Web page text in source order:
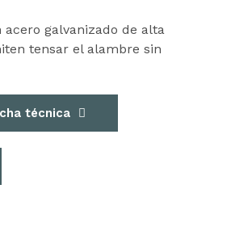
acero galvanizado de alta
tensar el alambre sin
técnica